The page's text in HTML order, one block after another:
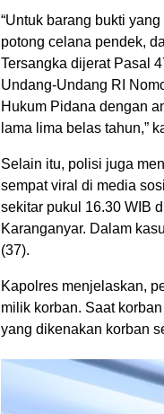
“Untuk barang bukti
potong celana pendek,
Tersangka dijerat Pasal
Undang-Undang RI
Hukum Pidana dengan
lama lima belas tahun,”
Selain itu, polisi juga
sempat viral di media
sekitar pukul 16.30 WIB
Karanganyar. Dalam
(37).
Kapolres menjelaskan,
milik korban. Saat
yang dikenakan korban